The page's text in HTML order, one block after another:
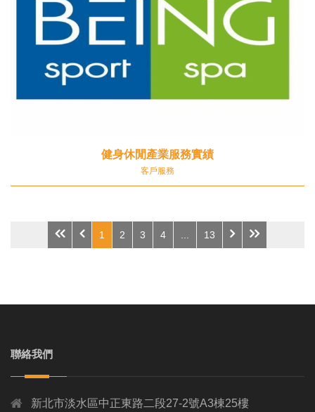
健身休閒產業服務實績
客戶服務
1 2 3 4 13
聯絡我們
新北市淡水區中正東路二段27-2號A3棟25樓